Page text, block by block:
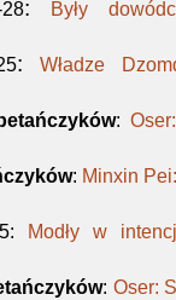
: Były
:Władze
:
: Minxin
: Modły w
: Oser: